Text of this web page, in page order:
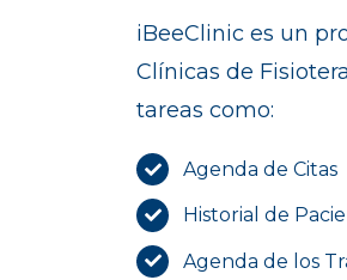
iBeeClinic es un
Clínicas de
tareas como:
Agenda de Citas
Historial de
Agenda de los